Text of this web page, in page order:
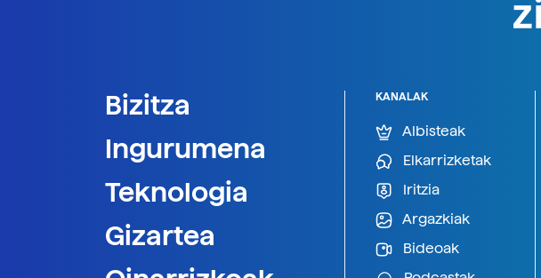
Bizitza
Ingurumena
Teknologia
Gizartea
KANALAK
Albisteak
Elkarrizketak
Iritzia
Argazkiak
Bideoak